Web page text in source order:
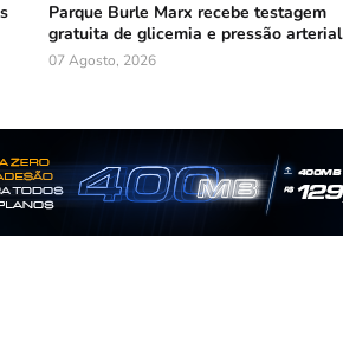
Parque Burle Marx recebe testagem
gratuita de glicemia e pressão arterial
07 Agosto, 2026